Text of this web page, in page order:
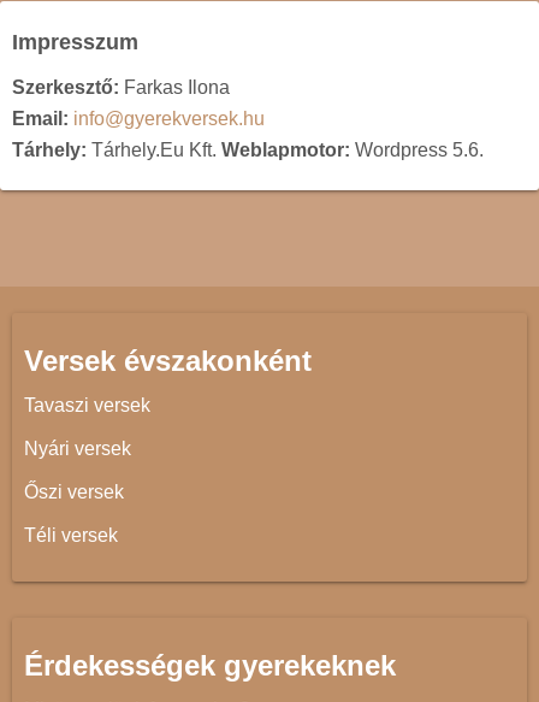
Impresszum
Szerkesztő: Farkas Ilona
Email: info@gyerekversek.hu
Tárhely: Tárhely.Eu Kft. Weblapmotor: Wordpress 5.6.
Versek évszakonként
Tavaszi versek
Nyári versek
Őszi versek
Téli versek
Érdekességek gyerekeknek